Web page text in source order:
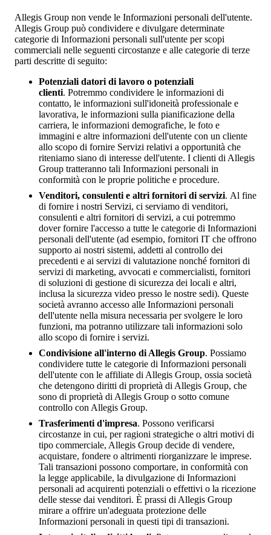
Allegis Group non vende le Informazioni personali dell'utente.
Allegis Group può condividere e divulgare determinate
categorie di Informazioni personali sull'utente per scopi
commerciali nelle seguenti circostanze e alle categorie di terze
parti descritte di seguito:
Potenziali datori di lavoro o potenziali
clienti. Potremmo condividere le informazioni di
contatto, le informazioni sull'idoneità professionale e
lavorativa, le informazioni sulla pianificazione della
carriera, le informazioni demografiche, le foto e
immagini e altre informazioni dell'utente con un cliente
allo scopo di fornire Servizi relativi a opportunità che
riteniamo siano di interesse dell'utente. I clienti di Allegis
Group tratteranno tali Informazioni personali in
conformità con le proprie politiche e procedure.
Venditori, consulenti e altri fornitori di servizi. Al fine
di fornire i nostri Servizi, ci serviamo di venditori,
consulenti e altri fornitori di servizi, a cui potremmo
dover fornire l'accesso a tutte le categorie di Informazioni
personali dell'utente (ad esempio, fornitori IT che offrono
supporto ai nostri sistemi, addetti al controllo dei
precedenti e ai servizi di valutazione nonché fornitori di
servizi di marketing, avvocati e commercialisti, fornitori
di soluzioni di gestione di sicurezza dei locali e altri,
inclusa la sicurezza video presso le nostre sedi). Queste
società avranno accesso alle Informazioni personali
dell'utente nella misura necessaria per svolgere le loro
funzioni, ma potranno utilizzare tali informazioni solo
allo scopo di fornire i servizi.
Condivisione all'interno di Allegis Group. Possiamo
condividere tutte le categorie di Informazioni personali
dell'utente con le affiliate di Allegis Group, ossia società
che detengono diritti di proprietà di Allegis Group, che
sono di proprietà di Allegis Group o sotto comune
controllo con Allegis Group.
Trasferimenti d'impresa. Possono verificarsi
circostanze in cui, per ragioni strategiche o altri motivi di
tipo commerciale, Allegis Group decide di vendere,
acquistare, fondere o altrimenti riorganizzare le imprese.
Tali transazioni possono comportare, in conformità con
la legge applicabile, la divulgazione di Informazioni
personali ad acquirenti potenziali o effettivi o la ricezione
delle stesse dai venditori. È prassi di Allegis Group
mirare a offrire un'adeguata protezione delle
Informazioni personali in questi tipi di transazioni.